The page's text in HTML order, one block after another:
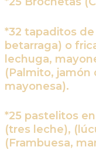
*32 tapaditos
betarraga) o
lechuga,
(Palmito, jamón
mayonesa).
*25 pastelitos
(tres leche),
(Frambuesa,